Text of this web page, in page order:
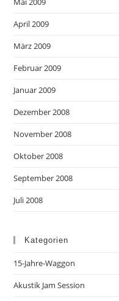
April 2009
März 2009
Februar 2009
Januar 2009
Dezember 2008
November 2008
Oktober 2008
September 2008
Juli 2008
Kategorien
15-Jahre-Waggon
Akustik Jam Session